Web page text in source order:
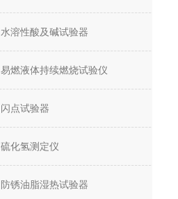
水溶性酸及碱试验器
易燃液体持续燃烧试验仪
闪点试验器
硫化氢测定仪
防锈油脂湿热试验器